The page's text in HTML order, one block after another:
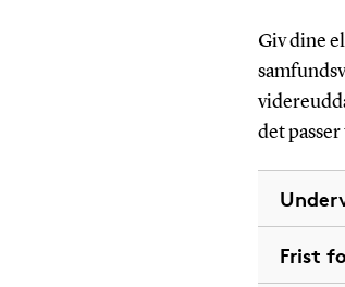
Giv dine
det
Frist